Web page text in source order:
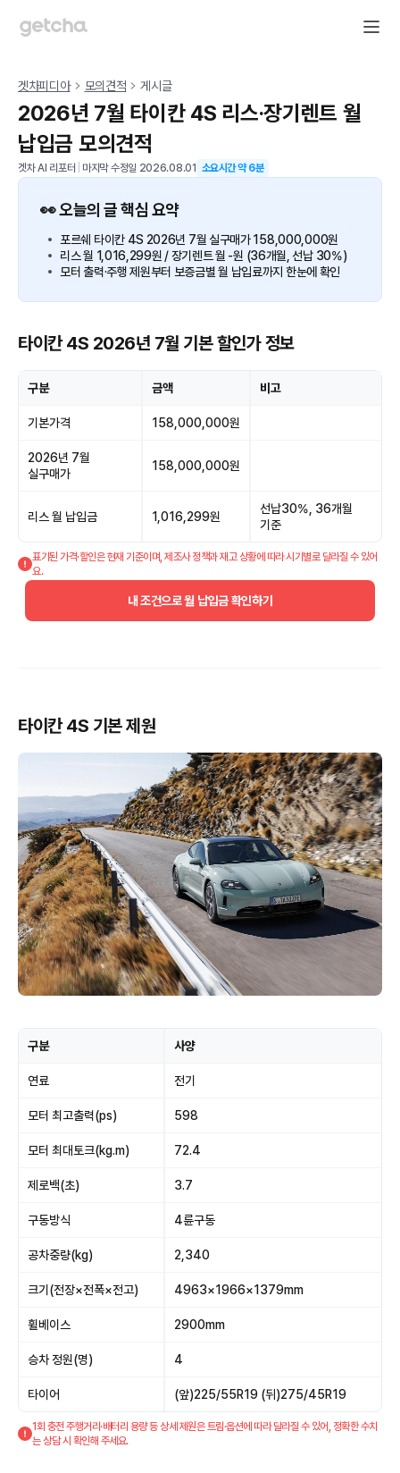
겟차피디아 모의견적 게시글
2026년 7월 타이칸 4S 리스·장기렌트 월
납입금 모의견적
겟차 AI 리포터 마지막 수정일 2026.08.01 소요시간 약6분
👀 오늘의 글 핵심 요약
포르쉐 타이칸 4S 2026년 7월 실구매가 158,000,000원
리스 월 1,016,299원 / 장기렌트 월 -원 (36개월, 선납 30%)
모터 출력·주행 제원부터 보증금별 월 납입료까지 한눈에 확인
타이칸 4S 2026년 7월 기본 할인가 정보
구분 금액 비고
기본가격 158,000,000원
2026년 7월
실구매가
158,000,000원
리스 월 납입금 1,016,299원
선납30%, 36개월
기준
표기된 가격·할인은 현재 기준이며, 제조사 정책과 재고 상황에 따라 시기별로 달라질 수 있어
요.
내 조건으로 월 납입금 확인하기
타이칸 4S 기본 제원
구분 사양
연료 전기
모터 최고출력(ps) 598
모터 최대토크(kg.m) 72.4
제로백(초) 3.7
구동방식 4륜구동
공차중량(kg) 2,340
크기(전장×전폭×전고) 4963×1966×1379mm
휠베이스 2900mm
승차 정원(명) 4
타이어 (앞)225/55R19 (뒤)275/45R19
1회 충전 주행거리·배터리 용량 등 상세 제원은 트림·옵션에 따라 달라질 수 있어, 정확한 수치
는 상담 시 확인해 주세요.